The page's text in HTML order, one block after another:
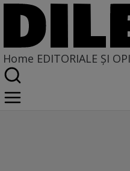
Home EDITORIALE ȘI